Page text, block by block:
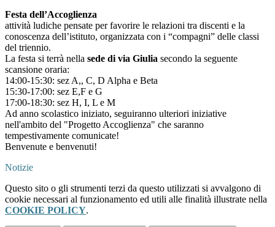
Festa dell’Accoglienza
attività ludiche pensate per favorire le relazioni tra discenti e la
conoscenza dell’istituto, organizzata con i “compagni” delle classi
del triennio.
La festa si terrà nella sede di via Giulia secondo la seguente
scansione oraria:
14:00-15:30: sez A,, C, D Alpha e Beta
15:30-17:00: sez E,F e G
17:00-18:30: sez H, I, L e M
Ad anno scolastico iniziato, seguiranno ulteriori iniziative
nell'ambito del "Progetto Accoglienza" che saranno
tempestivamente comunicate!
Benvenute e benvenuti!
Notizie
Questo sito o gli strumenti terzi da questo utilizzati si avvalgono di
cookie necessari al funzionamento ed utili alle finalità illustrate nella
COOKIE POLICY.